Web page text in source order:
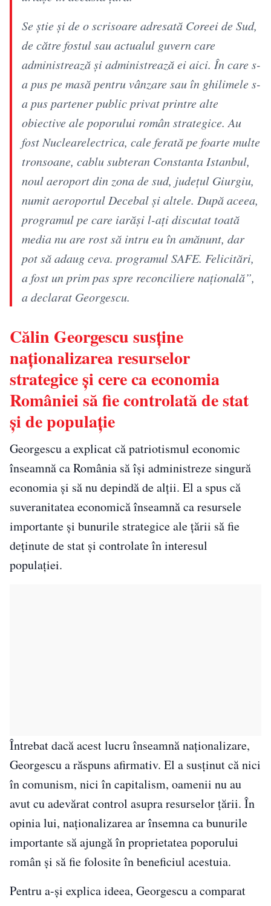
Se știe și de o scrisoare adresată Coreei de Sud,
de către fostul sau actualul guvern care
administrează și administrează ei aici. În care s-
a pus pe masă pentru vânzare sau în ghilimele s-
a pus partener public privat printre alte
obiective ale poporului român strategice. Au
fost Nuclearelectrica, cale ferată pe foarte multe
tronsoane, cablu subteran Constanta Istanbul,
noul aeroport din zona de sud, județul Giurgiu,
numit aeroportul Decebal și altele. După aceea,
programul pe care iarăși l-ați discutat toată
media nu are rost să intru eu în amănunt, dar
pot să adaug ceva. programul SAFE. Felicitări,
a fost un prim pas spre reconciliere națională”,
a declarat Georgescu.
Călin Georgescu susține
naționalizarea resurselor
strategice și cere ca economia
României să fie controlată de stat
și de populație
Georgescu a explicat că patriotismul economic
înseamnă ca România să își administreze singură
economia și să nu depindă de alții. El a spus că
suveranitatea economică înseamnă ca resursele
importante și bunurile strategice ale țării să fie
deținute de stat și controlate în interesul
populației.
Întrebat dacă acest lucru înseamnă naționalizare,
Georgescu a răspuns afirmativ. El a susținut că nici
în comunism, nici în capitalism, oamenii nu au
avut cu adevărat control asupra resurselor țării. În
opinia lui, naționalizarea ar însemna ca bunurile
importante să ajungă în proprietatea poporului
român și să fie folosite în beneficiul acestuia.
Pentru a-și explica ideea, Georgescu a comparat